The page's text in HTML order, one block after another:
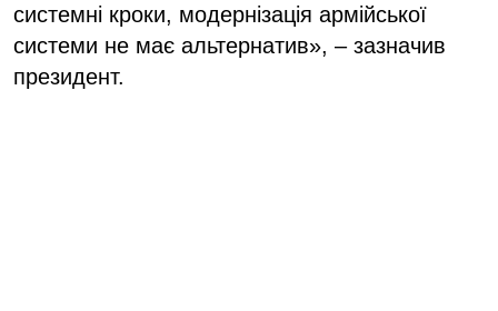
системні кроки, модернізація армійської
системи не має альтернатив», – зазначив
президент.